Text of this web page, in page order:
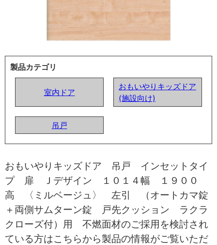
製品カテゴリ
室内ドア
おもいやりキッズドア
(施設向け)
吊戸
おもいやりキッズドア 吊戸 インセットタイ
プ 扉 Ｊデザイン １０１４幅 １９００
高 〈ミルベージュ〉 左引 （オートカマ錠
＋両側サムターン錠 戸先クッション ラクラ
クローズ付）用 不燃面材のご採用を検討され
ている方はこちらから製品の情報がご覧いただ